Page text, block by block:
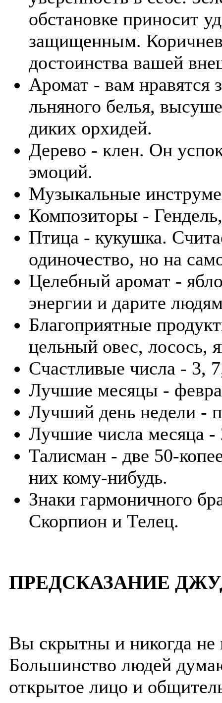
обстановке приносит
защищенным.
достоинства вашей
Аромат - вам нравятся
льняного белья,
диких орхидей.
Дерево - клен. Он
эмоций.
Музыкальные
Композиторы -
Птица - кукушка.
одиночество, но на
Целебный аромат -
энергии и дарите
Благоприятные
цельный овес, лосось,
Счастливые числа - 3,
Лучшие месяцы -
Лучший день недели -
Лучшие числа месяца -
Талисман - две 50-
них кому-нибудь.
Знаки гармоничного
Скорпион и Телец.
ПРЕДСКАЗАНИЕ
Вы скрытны и никогда
Большинство людей
открытое лицо и